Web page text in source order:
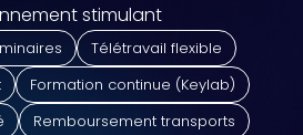
stimulant
Télétravail flexible
Formation continue (Keylab)
Remboursement transports